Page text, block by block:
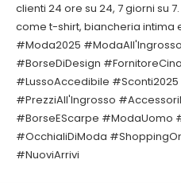
clienti 24 ore su 24, 7 giorni su
come t-shirt, biancheria intima
#Moda2025
#BorseDiDesign
#LussoAccedibile
#PrezziAll'Ingrosso
#BorseEScarpe #ModaUomo
#OcchialiDiModa
#NuoviArrivi